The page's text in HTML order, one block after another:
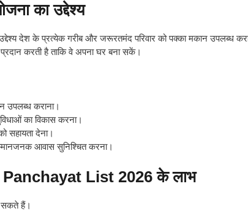
का उद्देश्य
देश के प्रत्येक गरीब और जरूरतमंद परिवार को पक्का मकान उपलब्ध
करती है ताकि वे अपना घर बना सकें।
उपलब्ध कराना।
का विकास करना।
सहायता देना।
आवास सुनिश्चित करना।
List 2026 के लाभ
हैं।